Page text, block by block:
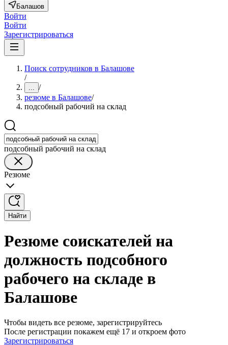
Балашов
Войти
Войти
Зарегистрироваться
Поиск сотрудников в Балашове
/
... /
резюме в Балашове/
подсобный рабочий на склад
подсобный рабочий на склад
Резюме
Найти
Резюме соискателей на
должность подсобного
рабочего на складе в
Балашове
Чтобы видеть все резюме, зарегистрируйтесь
После регистрации покажем ещё 17 и откроем фото
Зарегистрироваться